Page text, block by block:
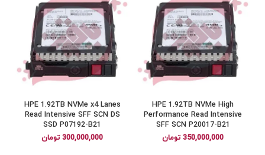
HPE 1.92TB NVMe High
Performance Read Intensive
SFF SCN P20017-B21
350,000,000 تومان
HPE 1.92TB NVMe x4 Lanes
Read Intensive SFF SCN DS
SSD P07192-B21
300,000,000 تومان